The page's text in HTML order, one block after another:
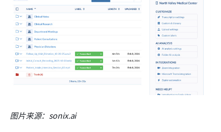
图片来源：sonix.ai